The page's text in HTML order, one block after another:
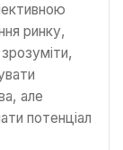
ринку,
але
потенціал